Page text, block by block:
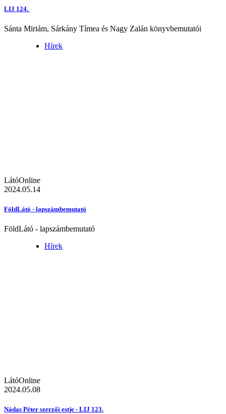
LIJ 124.
Sánta Miriám, Sárkány Tímea és Nagy Zalán könyvbemutatói
Hírek
LátóOnline
2024.05.14
FöldLátó - lapszámbemutató
FöldLátó - lapszámbemutató
Hírek
LátóOnline
2024.05.08
Nádas Péter szerzői estje - LIJ 123.